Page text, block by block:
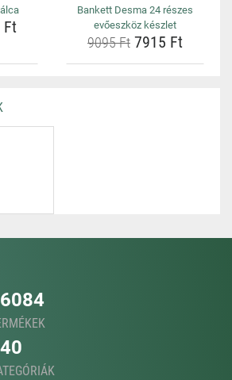
Ft
Bankett Desma 24 részes
evőeszköz készlet
9095 Ft 7915 Ft